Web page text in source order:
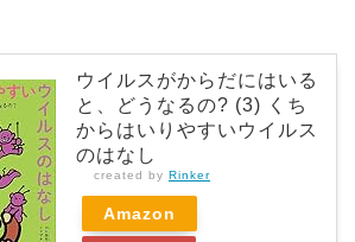
ウイルスがからだにはいる
と、どうなるの? (3) くち
からはいりやすいウイルス
のはなし
created by Rinker
Amazon